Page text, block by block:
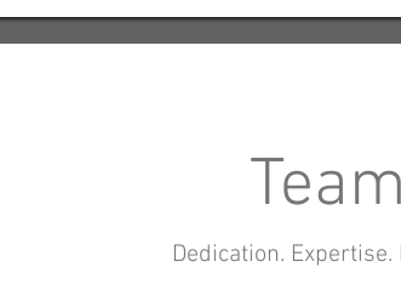
Team
Dedication. Expertise.